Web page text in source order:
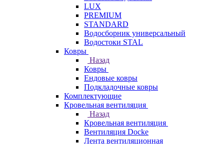
LUX
PREMIUM
STANDARD
Водосборник универсальный
Водостоки STAL
Ковры
Назад
Ковры
Ендовые ковры
Подкладочные ковры
Комплектующие
Кровельная вентиляция
Назад
Кровельная вентиляция
Вентиляция Docke
Лента вентиляционная